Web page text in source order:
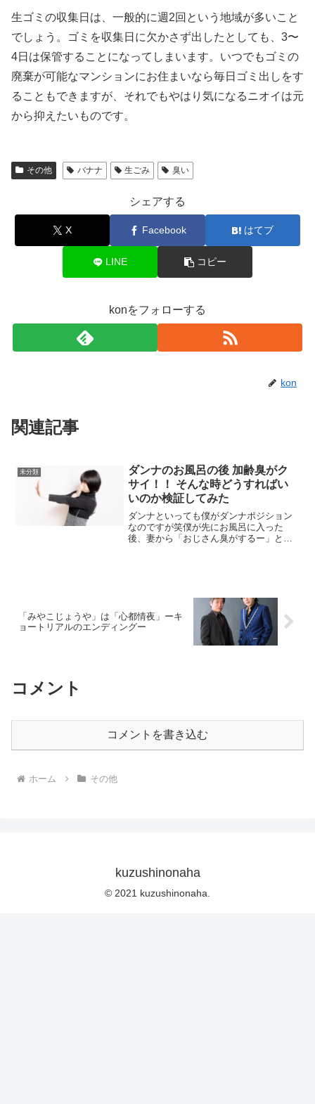
生ゴミの収集日は、一般的に週2回という地域が多いこと
でしょう。ゴミを収集日に欠かさず出したとしても、3〜
4日は保管することになってしまいます。いつでもゴミの
廃棄が可能なマンションにお住まいなら毎日ゴミ出しをす
ることもできますが、それでもやはり気になるニオイは元
から抑えたいものです。
その他 バナナ 生ごみ 臭い
シェアする
X Facebook はてブ
LINE コピー
konをフォローする
kon
関連記事
未分類
ダンナのお風呂の後 加齢臭がク
サイ！！ そんな時どうすればい
いのか検証してみた
ダンナといっても僕がダンナポジション
なのですが笑僕が先にお風呂に入った
後、妻から「おじさん臭がするー」と言
「みやこじょうや」は「心都情夜」ーキ
ョートリアルのエンディングー
コメント
コメントを書き込む
ホーム その他
kuzushinonaha
© 2021 kuzushinonaha.